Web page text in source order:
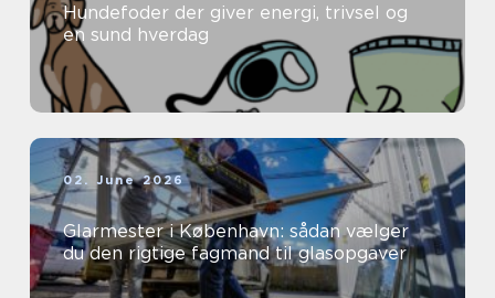
Hundefoder der giver energi, trivsel og
en sund hverdag
02. June 2026
Glarmester i København: sådan vælger
du den rigtige fagmand til glasopgaver